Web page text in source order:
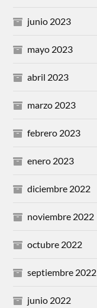
junio 2023
mayo 2023
abril 2023
marzo 2023
febrero 2023
enero 2023
diciembre 2022
noviembre 2022
octubre 2022
septiembre 2022
junio 2022